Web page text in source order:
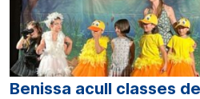
Benissa acull classes